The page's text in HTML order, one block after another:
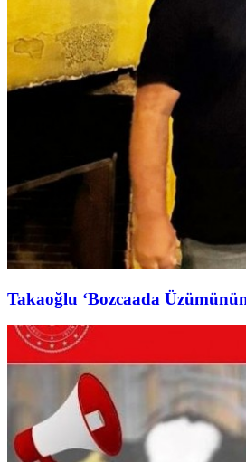
Takaoğlu ‘Bozcaada